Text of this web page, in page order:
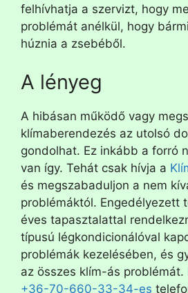
felhívhatja a szervizt, hogy
problémát anélkül, hogy
húznia a zsebéből.
A lényeg
A hibásan működő vagy
klímaberendezés az utolsó
gondolhat. Ez inkább a forró
van így. Tehát csak hívja a
és megszabaduljon a nem
problémáktól. Engedélyezett
éves tapasztalattal
típusú légkondicionálóval
problémák kezelésében, és
az összes klím-ás problémát.
+36-70-660-33-34-es